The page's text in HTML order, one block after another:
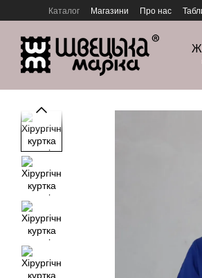
Перейти до основного контенту
Каталог Магазини Про нас